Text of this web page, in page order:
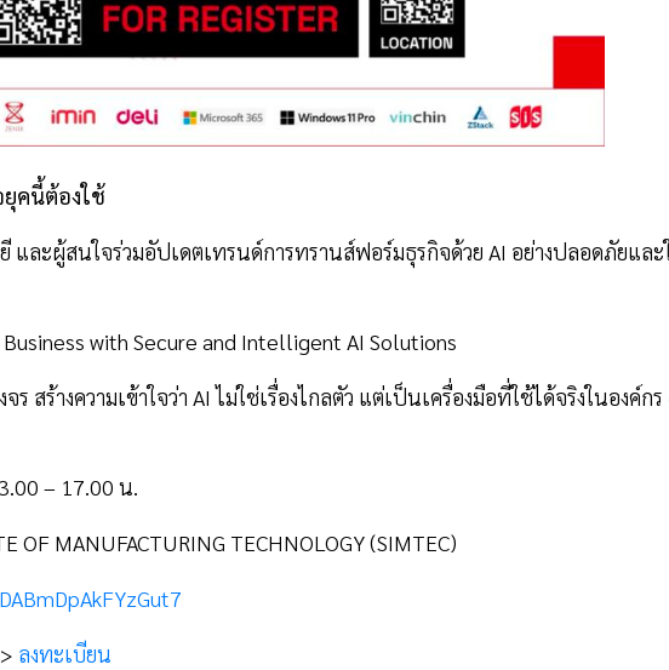
ยุคนี้ต้องใช้
ละผู้สนใจร่วมอัปเดตเทรนด์การทรานส์ฟอร์มธุรกิจด้วย AI อย่างปลอดภัยและ
with Secure and Intelligent AI Solutions
สร้างความเข้าใจว่า AI ไม่ใช่เรื่องไกลตัว แต่เป็นเครื่องมือที่ใช้ได้จริงในองค์กร
– 17.00 น.
MANUFACTURING TECHNOLOGY (SIMTEC)
ลงทะเบียน